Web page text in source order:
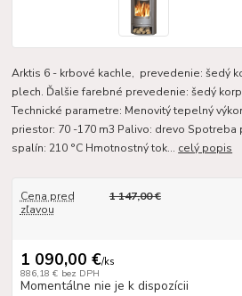
Arktis 6 - krbové kachle, prevedenie: šedý
plech. Ďalšie farebné prevedenie: šedý
Technické parametre: Menovitý tepelný
priestor: 70 -170 m3 Palivo: drevo Spotreba
spalín: 210 °C Hmotnostný tok... celý popis
Cena pred
zľavou
1 147,00 €
1 090,00 €/ks
886,18 € bez DPH
Momentálne nie je k dispozícii